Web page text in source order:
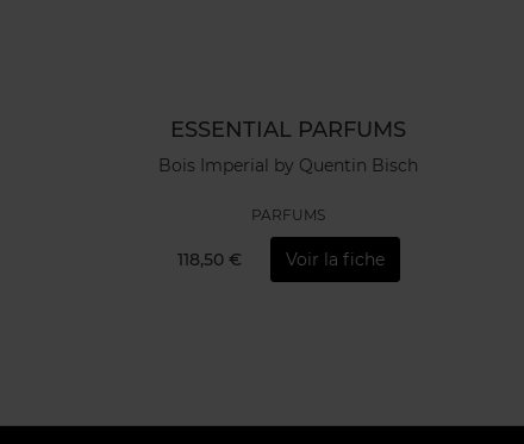
ESSENTIAL PARFUMS
Bois Imperial by Quentin Bisch
PARFUMS
118,50 € Voir la fiche